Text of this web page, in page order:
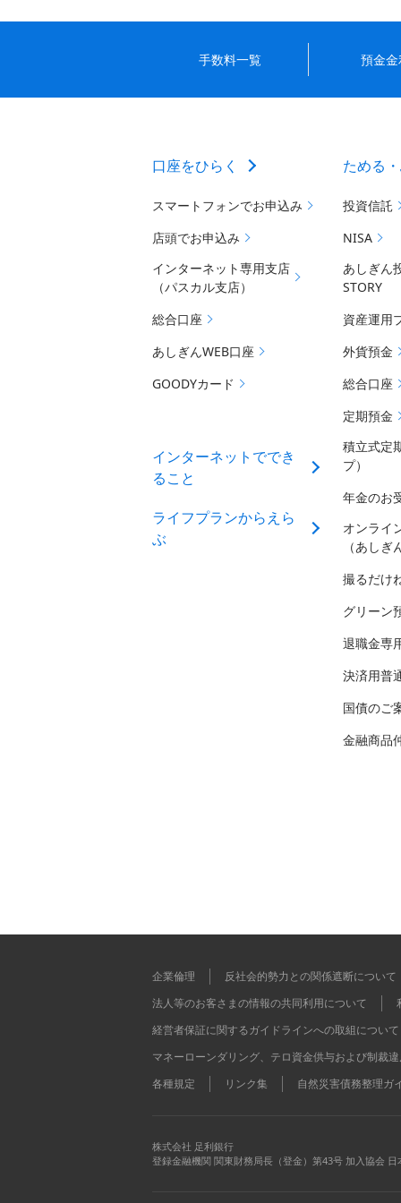
手数料一覧 預金金
口座をひらく
スマートフォンでお申込み
店頭でお申込み
インターネット専用支店
（パスカル支店）
総合口座
あしぎんWEB口座
GOODYカード
インターネットででき
ること
ライフプランからえら
ぶ
ためる
投資信託
NISA
あしぎん
STORY
資産運用
外貨預金
総合口座
定期預金
積立式定
プ）
年金のお
オンライ
（あしぎ
撮るだけ
グリーン
退職金専
決済用普
国債のご
金融商品
企業倫理 反社会的勢力との関係遮断について
法人等のお客さまの情報の共同利用について
経営者保証に関するガイドラインへの取組について
マネーローンダリング、テロ資金供与および制裁
各種規定
リンク集 自然災害債務整理ガ
株式会社 足利銀行
登録金融機関 関東財務局長（登金）第43号 加入協会